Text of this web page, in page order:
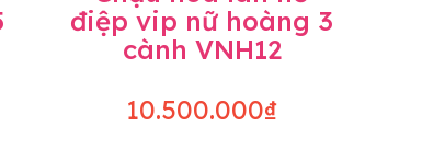
điệp vip nữ hoàng 3
cành VNH12
10.500.000₫